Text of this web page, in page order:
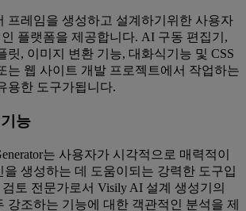
프레임을 생성하고 설계하기위한 사용자
플랫폼을 제공합니다. AI 구동 편집기,
릿, 이미지 변환 기능, 대화식기능 및 CSS
는 웹 사이트 개발 프로젝트에서 작업하는
용한 도구가됩니다.
능
는 사용자가 시각적으로 매력적이
을 생성하는 데 도움이되는 강력한 도구입
토 전문가로서 Visily AI 설계 생성기의
강조하는 기능에 대한 객관적인 분석을 제